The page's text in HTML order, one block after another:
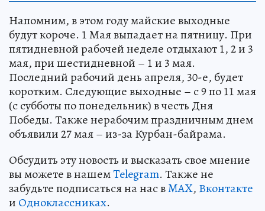
Напомним, в этом году майские выходные
будут короче. 1 Мая выпадает на пятницу. При
пятидневной рабочей неделе отдыхают 1, 2 и 3
мая, при шестидневной – 1 и 3 мая.
Последний рабочий день апреля, 30-е, будет
коротким. Следующие выходные – с 9 по 11 мая
(с субботы по понедельник) в честь Дня
Победы. Также нерабочим праздничным днем
объявили 27 мая – из-за Курбан-байрама.
Обсудить эту новость и высказать свое мнение
вы можете в нашемTelegram. Также не
забудьте подписаться на нас вMAX, Вконтакте
и Одноклассниках.